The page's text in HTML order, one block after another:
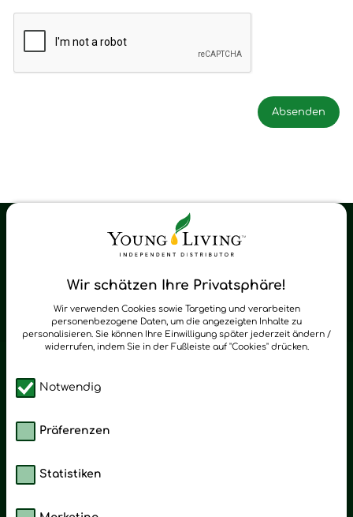
Wir schätzen Ihre Privatsphäre!
Wir verwenden Cookies sowie Targeting und verarbeiten
personenbezogene Daten, um die angezeigten Inhalte zu
personalisieren. Sie können Ihre Einwilligung später jederzeit ändern /
widerrufen, indem Sie in der Fußleiste auf "Cookies" drücken.
Notwendig
Präferenzen
Statistiken
Young Living Shop-Oil Newsletter
zum Newsletter anmelden